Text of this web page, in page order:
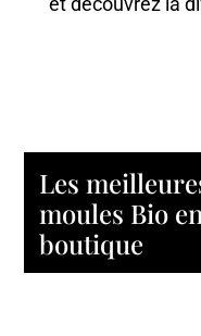
Les
moules Bio
boutique